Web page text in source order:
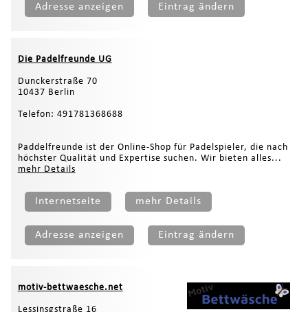
Adresse anzeigen Eintrag ändern
Die Padelfreunde UG
Dunckerstraße 70
10437 Berlin
Telefon: 491781368688
Paddelfreunde ist der Online-Shop für Padelspieler, die nach
höchster Qualität und Expertise suchen. Wir bieten alles...
mehr Details
Internetseite mehr Details
Adresse anzeigen Eintrag ändern
motiv-bettwaesche.net
Lessinsgstraße 16